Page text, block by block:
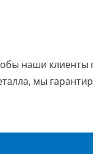
наши
мы